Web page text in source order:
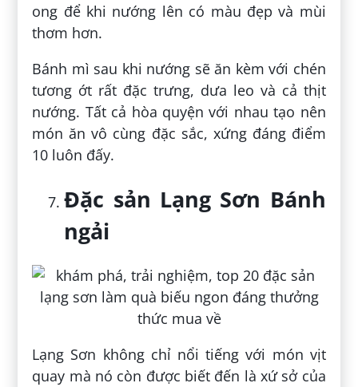
ong để khi nướng lên có màu đẹp và mùi
thơm hơn.
Bánh mì sau khi nướng sẽ ăn kèm với chén
tương ớt rất đặc trưng, dưa leo và cả thịt
nướng. Tất cả hòa quyện với nhau tạo nên
món ăn vô cùng đặc sắc, xứng đáng điểm
10 luôn đấy.
Đặc sản Lạng Sơn Bánh
ngải
Lạng Sơn không chỉ nổi tiếng với món vịt
quay mà nó còn được biết đến là xứ sở của